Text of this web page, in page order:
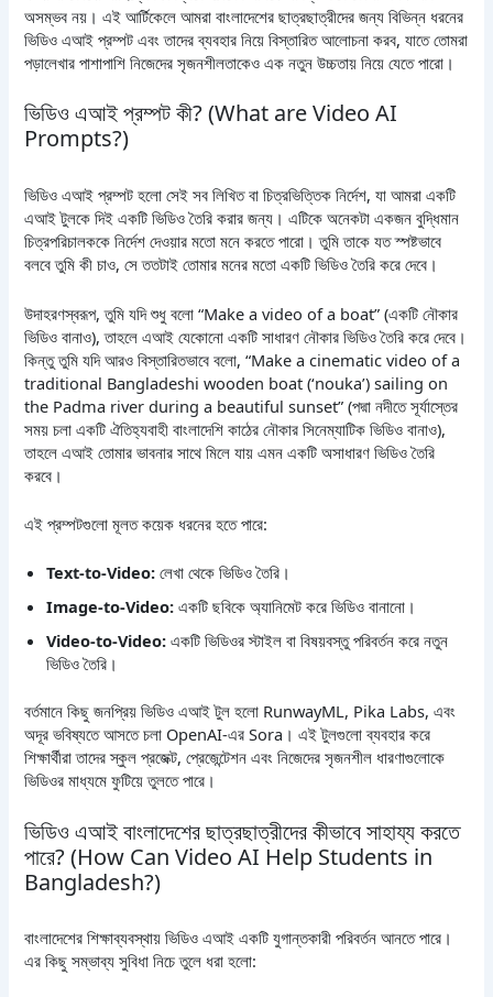
অসম্ভব নয়। এই আর্টিকেলে আমরা বাংলাদেশের ছাত্রছাত্রীদের জন্য বিভিন্ন ধরনের
ভিডিও এআই প্রম্পট এবং তাদের ব্যবহার নিয়ে বিস্তারিত আলোচনা করব, যাতে তোমরা
পড়ালেখার পাশাপাশি নিজেদের সৃজনশীলতাকেও এক নতুন উচ্চতায় নিয়ে যেতে পারো।
ভিডিও এআই প্রম্পট কী? (What are Video AI
Prompts?)
ভিডিও এআই প্রম্পট হলো সেই সব লিখিত বা চিত্রভিত্তিক নির্দেশ, যা আমরা একটি
এআই টুলকে দিই একটি ভিডিও তৈরি করার জন্য। এটিকে অনেকটা একজন বুদ্ধিমান
চিত্রপরিচালককে নির্দেশ দেওয়ার মতো মনে করতে পারো। তুমি তাকে যত স্পষ্টভাবে
বলবে তুমি কী চাও, সে ততটাই তোমার মনের মতো একটি ভিডিও তৈরি করে দেবে।
উদাহরণস্বরূপ, তুমি যদি শুধু বলো “Make a video of a boat” (একটি নৌকার
ভিডিও বানাও), তাহলে এআই যেকোনো একটি সাধারণ নৌকার ভিডিও তৈরি করে দেবে।
কিন্তু তুমি যদি আরও বিস্তারিতভাবে বলো, “Make a cinematic video of a
traditional Bangladeshi wooden boat (‘nouka’) sailing on
the Padma river during a beautiful sunset” (পদ্মা নদীতে সূর্যাস্তের
সময় চলা একটি ঐতিহ্যবাহী বাংলাদেশি কাঠের নৌকার সিনেম্যাটিক ভিডিও বানাও),
তাহলে এআই তোমার ভাবনার সাথে মিলে যায় এমন একটি অসাধারণ ভিডিও তৈরি
করবে।
এই প্রম্পটগুলো মূলত কয়েক ধরনের হতে পারে:
Text-to-Video: লেখা থেকে ভিডিও তৈরি।
Image-to-Video: একটি ছবিকে অ্যানিমেট করে ভিডিও বানানো।
Video-to-Video: একটি ভিডিওর স্টাইল বা বিষয়বস্তু পরিবর্তন করে নতুন
ভিডিও তৈরি।
বর্তমানে কিছু জনপ্রিয় ভিডিও এআই টুল হলো RunwayML, Pika Labs, এবং
অদূর ভবিষ্যতে আসতে চলা OpenAI-এর Sora। এই টুলগুলো ব্যবহার করে
শিক্ষার্থীরা তাদের স্কুল প্রজেক্ট, প্রেজেন্টেশন এবং নিজেদের সৃজনশীল ধারণাগুলোকে
ভিডিওর মাধ্যমে ফুটিয়ে তুলতে পারে।
ভিডিও এআই বাংলাদেশের ছাত্রছাত্রীদের কীভাবে সাহায্য করতে
পারে? (How Can Video AI Help Students in
Bangladesh?)
বাংলাদেশের শিক্ষাব্যবস্থায় ভিডিও এআই একটি যুগান্তকারী পরিবর্তন আনতে পারে।
এর কিছু সম্ভাব্য সুবিধা নিচে তুলে ধরা হলো: